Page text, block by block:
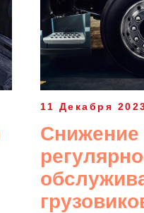
11 Декабря
Снижение